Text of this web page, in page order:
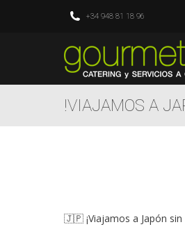
+34 948 81 18 96
!VIAJAMOS A
🇯🇵 ¡Viajamos a Japón